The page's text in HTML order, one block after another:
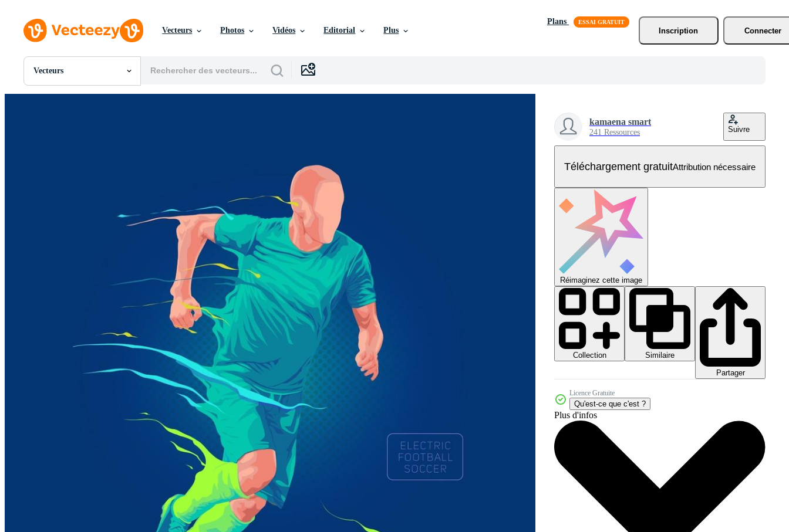
Vecteurs Photos Vidéos Editorial Plus
Plans
Inscription
Connecter
Vecteurs
Toutes Images
kamaena smart
241 Ressources Suivre
Téléchargement gratuitAttribution nécessaire
Réimaginez cette image
Collection
Similaire
Partager
Licence Gratuite
Qu'est-ce que c'est ?
Plus d'infos